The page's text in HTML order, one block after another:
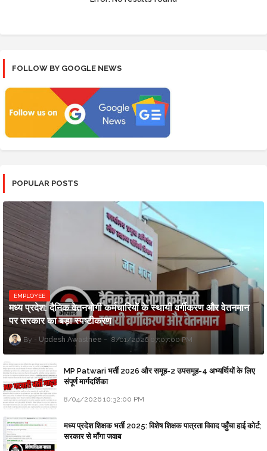
FOLLOW BY GOOGLE NEWS
POPULAR POSTS
EMPLOYEE
मध्य प्रदेश: दैनिक वेतनभोगी कर्मचारियों के स्थायी वर्गीकरण और वेतनमान
पर सरकार का बड़ा स्पष्टीकरण
Updesh Awasthee 8/01/2026 07:07:00 PM
MP Patwari भर्ती 2026 और समूह-2 उपसमूह-4 अभ्यर्थियों के लिए
संपूर्ण मार्गदर्शिका
8/04/2026 10:32:00 PM
मध्य प्रदेश शिक्षक भर्ती 2025: विशेष शिक्षक पात्रता विवाद पहुँचा हाई कोर्ट;
सरकार से माँगा जवाब